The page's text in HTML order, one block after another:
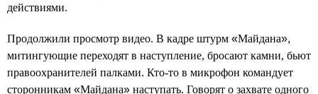
действиями.
Продолжили просмотр видео. В кадре штурм «Майдана»,
митингующие переходят в наступление, бросают камни, бьют
правоохранителей палками. Кто-то в микрофон командует
сторонникам «Майдана» наступать. Говорят о захвате одного